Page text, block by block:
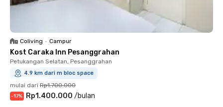
Coliving • Campur
Kost Caraka Inn Pesanggrahan
Petukangan Selatan, Pesanggrahan
4.9 km dari m bloc space
mulai dari Rp1.700.000
-17% Rp1.400.000 /bulan